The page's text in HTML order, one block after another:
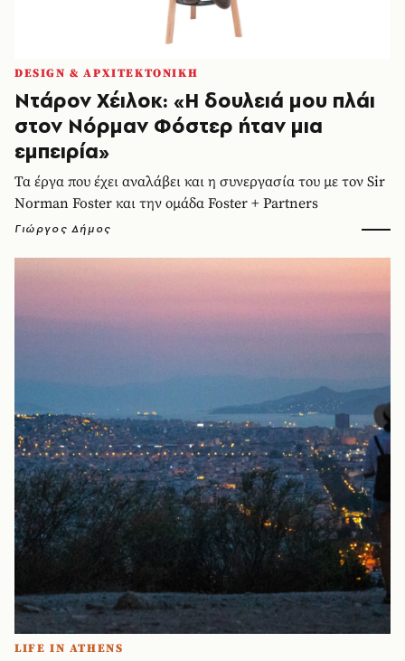
DESIGN & ΑΡΧΙΤΕΚΤΟΝΙΚΗ
Ντάρον Χέιλοκ: «Η δουλειά μου πλάι
στον Νόρμαν Φόστερ ήταν μια
εμπειρία»
Τα έργα που έχει αναλάβει και η συνεργασία του με τον Sir
Norman Foster και την ομάδα Foster + Partners
Γιώργος Δήμος
LIFE IN ATHENS